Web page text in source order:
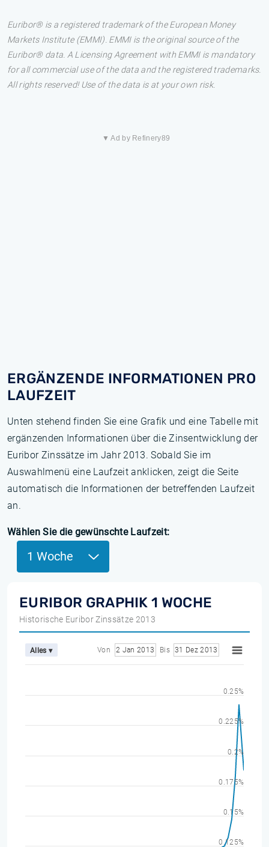
Euribor® is a registered trademark of the European Money
Markets Institute (EMMI). EMMI is the original source of the
Euribor® data. A Licensing Agreement with EMMI is mandatory
for all commercial use of the data and the registered trademarks.
All rights reserved! Use of the data is at your own risk.
▼ Ad by Refinery89
ERGÄNZENDE INFORMATIONEN PRO
LAUFZEIT
Unten stehend finden Sie eine Grafik und eine Tabelle mit
ergänzenden Informationen über die Zinsentwicklung der
Euribor Zinssätze im Jahr 2013. Sobald Sie im
Auswahlmenü eine Laufzeit anklicken, zeigt die Seite
automatisch die Informationen der betreffenden Laufzeit
an.
Wählen Sie die gewünschte Laufzeit:
1 Woche
EURIBOR GRAPHIK 1 WOCHE
Historische Euribor Zinssätze 2013
Alles ▾ Von 2 Jan 2013 Bis 31 Dez 2013
0.125%
0.15%
0.175%
0.2%
0.225%
0.25%